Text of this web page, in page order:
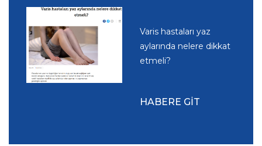
Varis hastaları yaz
aylarında nelere dikkat
etmeli?
HABERE GİT